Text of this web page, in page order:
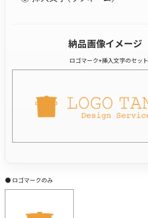
納品画像イメージ
ロゴマーク+挿入文字のセット
● ロゴマークのみ